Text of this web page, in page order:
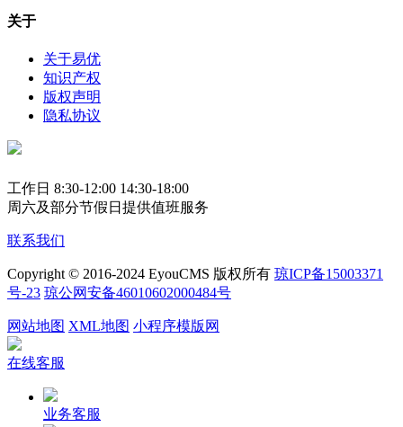
关于
关于易优
知识产权
版权声明
隐私协议
工作日 8:30-12:00 14:30-18:00
周六及部分节假日提供值班服务
联系我们
Copyright © 2016-2024 EyouCMS 版权所有 琼ICP备15003371
号-23 琼公网安备46010602000484号
网站地图 XML地图 小程序模版网
在线客服
业务客服